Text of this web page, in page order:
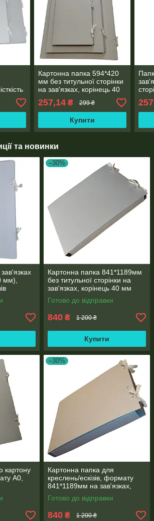
Картонна папка 594*420
мм без титульної сторінки
на зав'язках, корінець 40
мм
257,14₴ 299 ₴
Купити
та новинки
мм),
–30%
Картонна папка 841*1189мм
без титульної сторінки на
зав'язках, корінець 40 мм
Готово до відправки
840 ₴ 1 200 ₴
Купити
картону
А0,
–30%
Картонна папка для
креслень/ескізів, формату
841*1189мм на зав'язках,
корінець 40 мм
Готово до відправки
840 ₴ 1 200 ₴